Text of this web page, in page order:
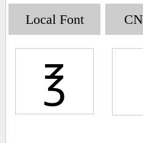
Big5 Query
Pinyin Word
Local Font
℥